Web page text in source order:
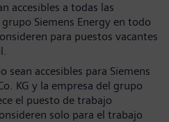
accesibles a todas las
Siemens Energy en todo
para puestos vacantes
sean accesibles para Siemens
KG y la empresa del grupo
el puesto de trabajo
solo para el trabajo